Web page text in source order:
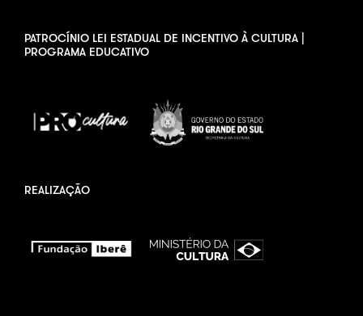
PATROCÍNIO LEI ESTADUAL DE INCENTIVO À CULTURA |
PROGRAMA EDUCATIVO
REALIZAÇÃO